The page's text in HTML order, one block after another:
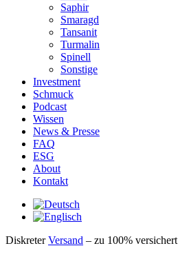
Saphir
Smaragd
Tansanit
Turmalin
Spinell
Sonstige
Investment
Schmuck
Podcast
Wissen
News & Presse
FAQ
ESG
About
Kontakt
DiskreterVersand – zu 100% versichert